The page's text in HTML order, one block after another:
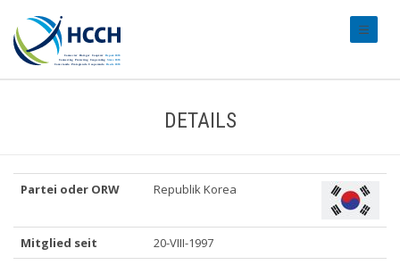
DETAILS
Partei oder ORW Republik Korea
Mitglied seit
20-VIII-1997